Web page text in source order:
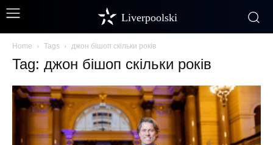
Liverpoolski
Home Tags джон бішоп скільки років
Tag: джон бішоп скільки років